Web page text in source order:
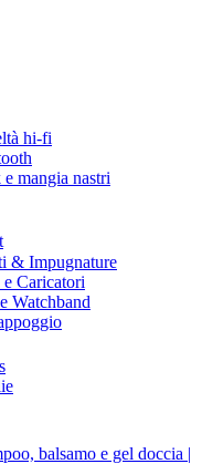
hi-fi
mangia nastri
& Impugnature
e Caricatori
Watchband
balsamo e gel doccia |